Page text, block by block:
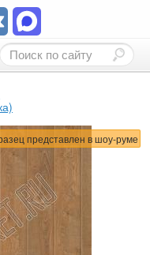
представлен в шоу-руме